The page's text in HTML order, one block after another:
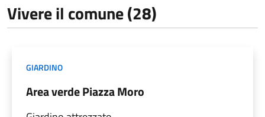
Vivere il comune (28)
GIARDINO
Area verde Piazza Moro